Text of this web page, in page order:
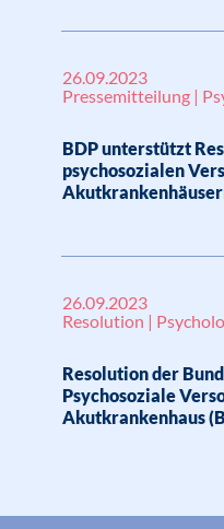
26.09.2023
Pressemitteilung |
BDP unterstützt
psychosozialen
26.09.2023
Resolution |
Resolution der
Psychosoziale
Akutkrankenhaus